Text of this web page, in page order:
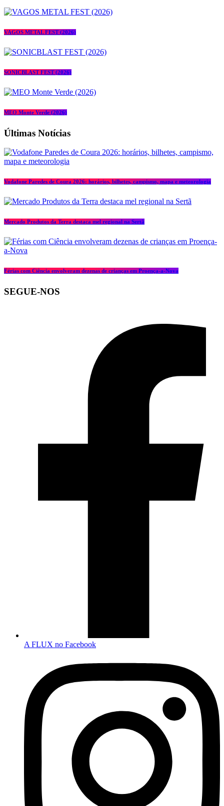
VAGOS METAL FEST (2026)
SONICBLAST FEST (2026)
MEO Monte Verde (2026)
Últimas Notícias
Vodafone Paredes de Coura 2026: horários, bilhetes, campismo, mapa e meteorologia
Mercado Produtos da Terra destaca mel regional na Sertã
Férias com Ciência envolveram dezenas de crianças em Proença-a-Nova
SEGUE-NOS
A FLUX no Facebook